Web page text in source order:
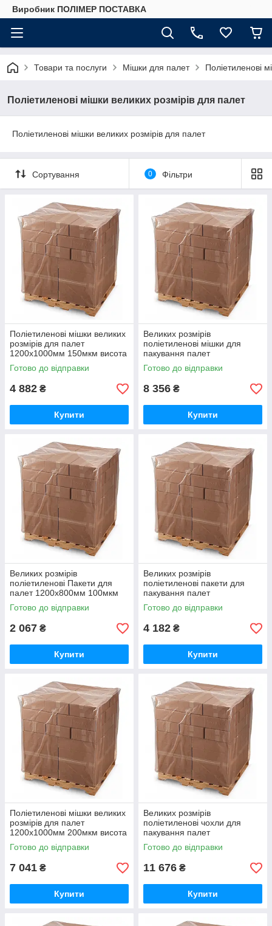
Виробник ПОЛІМЕР ПОСТАВКА
Товари та послуги Мішки для палет Поліетиленові
Поліетиленові мішки великих розмірів для палет
Поліетиленові мішки великих розмірів для палет
Сортування 0 Фільтри
Поліетиленові мішки великих
розмірів для палет
1200х1000мм 150мкм висота
вантажу 110см (вторинний
PE)
Готово до відправки
4 882 ₴
Купити
Великих розмірів
поліетиленові мішки для
пакування палет
1200х1000мм 150мкм висота
вантажу 250см (вторинний
Готово до відправки
8 356 ₴
Купити
Великих розмірів
поліетиленові Пакети для
палет 1200х800мм 100мкм
висота вантажу 50см
(вторинний PE)
Готово до відправки
2 067 ₴
Купити
Великих розмірів
поліетиленові пакети для
пакування палет
1200х800мм 100мкм висота
вантажу 190см (вторинний
Готово до відправки
4 182 ₴
Купити
Поліетиленові мішки великих
розмірів для палет
1200х1000мм 200мкм висота
вантажу 130см (вторинний
PE)
Готово до відправки
7 041 ₴
Купити
Великих розмірів
поліетиленові чохли для
пакування палет
1200х1000мм 200мкм висота
вантажу 270см (вторинний
Готово до відправки
11 676 ₴
Купити